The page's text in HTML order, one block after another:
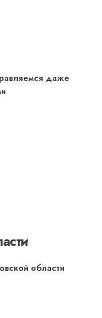
даже
области